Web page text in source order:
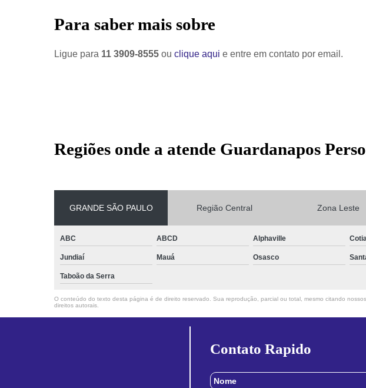
Para saber mais sobre
Ligue para 11 3909-8555 ou clique aqui e entre em contato por email.
Regiões onde a atende Guardanapos
GRANDE SÃO PAULO Região Central Zona Leste
ABC ABCD Alphaville
Jundiaí Mauá Osasco
Taboão da Serra
O conteúdo do texto desta página é de direito reservado. Sua reprodução, parcial ou total, mesmo citando
direitos autorais
Contato Rapido